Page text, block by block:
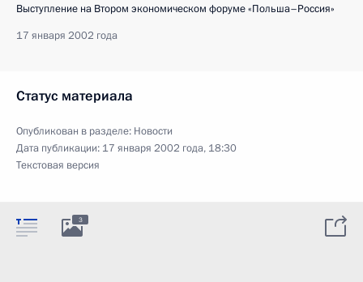
Выступление на Втором экономическом форуме «Польша–Россия»
17 января 2002 года
Статус материала
Опубликован в разделе: Новости
Дата публикации: 17 января 2002 года, 18:30
Текстовая версия
3